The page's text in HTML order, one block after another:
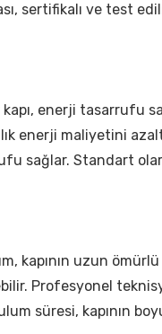
sertifikalı ve test
kapı, enerji tasarrufu
maliyetini
sağlar. Standart
kapının uzun
Profesyonel
süresi, kapının